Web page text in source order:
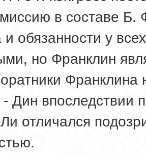
в составе Б.
обязанности у
но Франклин
- Дин впоследствии
отличался